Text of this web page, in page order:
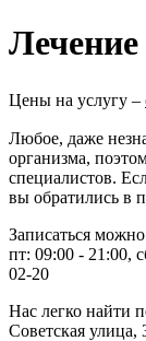
Лечение
Цены на услугу ‒
Любое, даже
организма,
специалистов.
вы обратились в
Записаться
пт: 09:00 - 21:00,
02-20
Нас легко найти
Советская улица,